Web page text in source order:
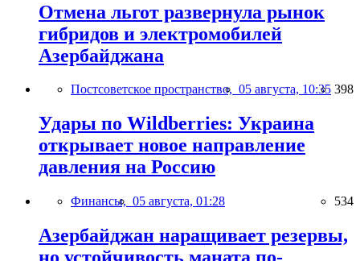
Отмена льгот развернула рынок
гибридов и электромобилей
Азербайджана
Постсоветское пространство, 05 августа, 10:35 398
Удары по Wildberries: Украина
открывает новое направление
давления на Россию
Финансы, 05 августа, 01:28 534
Азербайджан наращивает резервы,